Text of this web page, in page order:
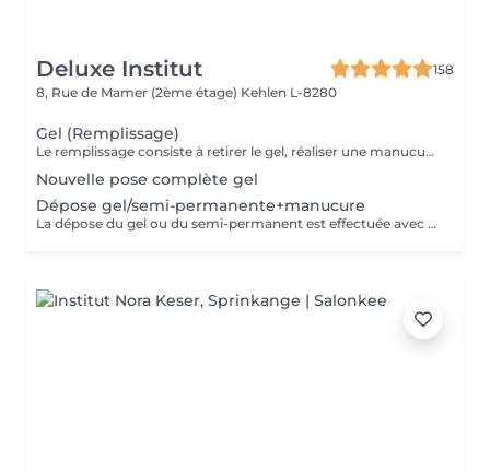
Deluxe Institut
158
8, Rue de Mamer (2ème étage) Kehlen L-8280
Gel (Remplissage)
Le remplissage consiste à retirer le gel, réaliser une manucure et poser de nouveau du gel. Veuillez noter qu'un supplément de 3 € sera ajouté si vous avez des ongles cassés. Si plus de 4 ongles sont cassés, le tarif d'une pose complète sera appliqué. Le prix étudiant est appliqué aux enfants des clientes habituelles.
Nouvelle pose complète gel
Dépose gel/semi-permanente+manucure
La dépose du gel ou du semi-permanent est effectuée avec soin afin de préserver la couche naturelle de l'ongle. Une fois la dépose réalisée, une manucure est réalisée pour un résultat parfait, suivie de l'application d'un vernis, ou d'une base hydratante et durcisseur pour renforcer et protéger les ongles.